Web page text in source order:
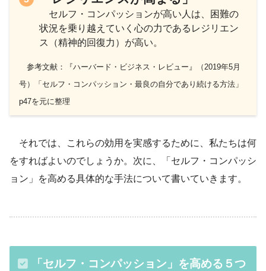
セルフ・コンパッションが高い人は、困難の
状況を乗り越えていく心の力であるレジリエン
ス（精神的回復力）が高い。
参考文献：『ハーバード・ビジネス・レビュー』（2019年5月
号）「セルフ・コンパッション・最良の自分であり続ける方法」
p47を元に整理
それでは、これらの効用を実感するために、私たちは何
をすればよいのでしょうか。次に、「セルフ・コンパッシ
ョン」を高める具体的な手法について書いていきます。
「セルフ・コンパッション」を高める５つ